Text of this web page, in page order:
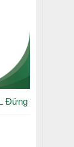
Đứng